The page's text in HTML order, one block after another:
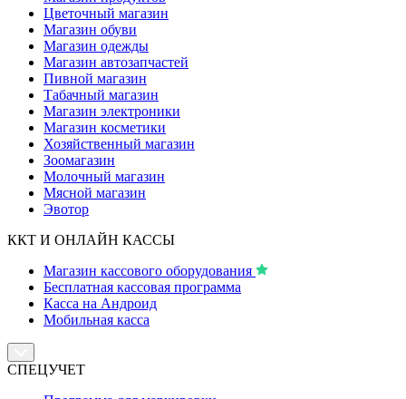
Цветочный магазин
Магазин обуви
Магазин одежды
Магазин автозапчастей
Пивной магазин
Табачный магазин
Магазин электроники
Магазин косметики
Хозяйственный магазин
Зоомагазин
Молочный магазин
Мясной магазин
Эвотор
ККТ И ОНЛАЙН КАССЫ
Магазин кассового оборудования
Бесплатная кассовая программа
Касса на Андроид
Мобильная касса
СПЕЦУЧЕТ